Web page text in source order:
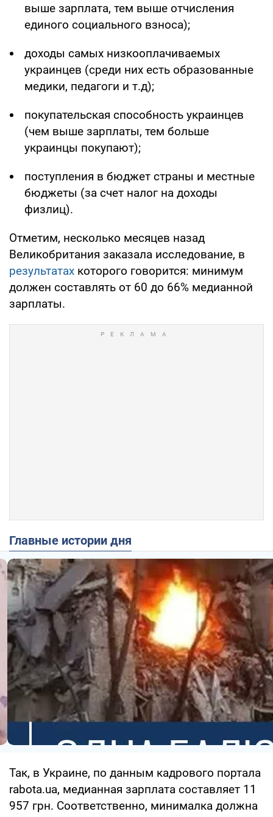
выше зарплата, тем выше отчисления
единого социального взноса);
доходы самых низкооплачиваемых
украинцев (среди них есть образованные
медики, педагоги и т.д);
покупательская способность украинцев
(чем выше зарплаты, тем больше
украинцы покупают);
поступления в бюджет страны и местные
бюджеты (за счет налог на доходы
физлиц).
Отметим, несколько месяцев назад
Великобритания заказала исследование, в
результатах которого говорится: минимум
должен составлять от 60 до 66% медианной
зарплаты.
Главные истории дня
Так, в Украине, по данным кадрового портала
rabota.ua, медианная зарплата составляет 11
957 грн. Соответственно, минималка должна